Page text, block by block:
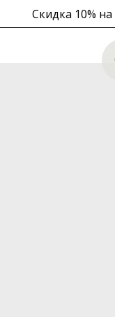
Скидка 10%